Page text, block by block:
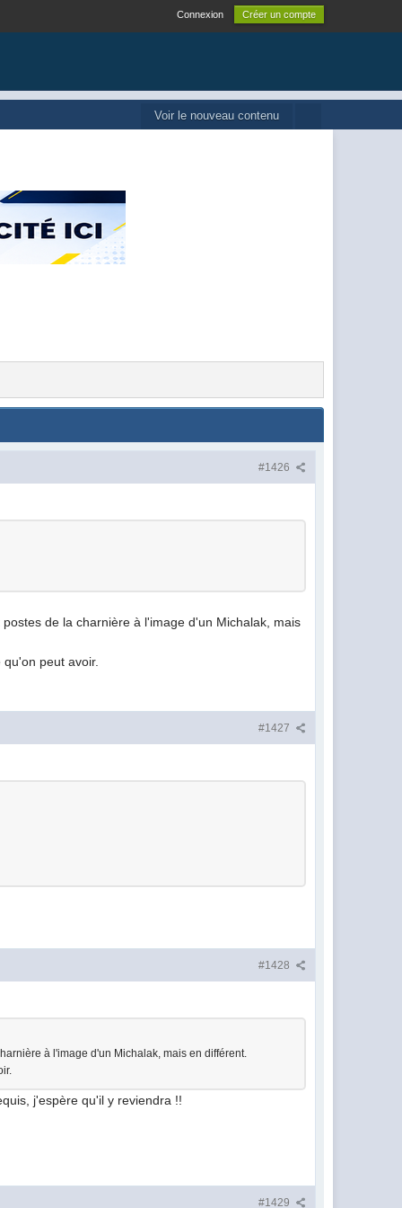
Connexion Créer un compte
Voir le nouveau contenu
#1426
de la charnière à l'image d'un Michalak, mais
peut avoir.
#1427
#1428
à l'image d'un Michalak, mais en différent.
j'espère qu'il y reviendra !!
#1429